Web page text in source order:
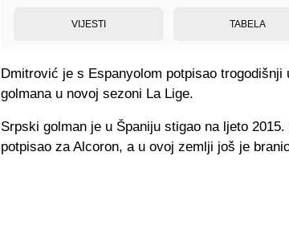
VIJESTI TABELA
Dmitrović je s Espanyolom potpisao
golmana u novoj sezoni La Lige.
Srpski golman je u Španiju stigao na ljeto
potpisao za Alcoron, a u ovoj zemlji još je